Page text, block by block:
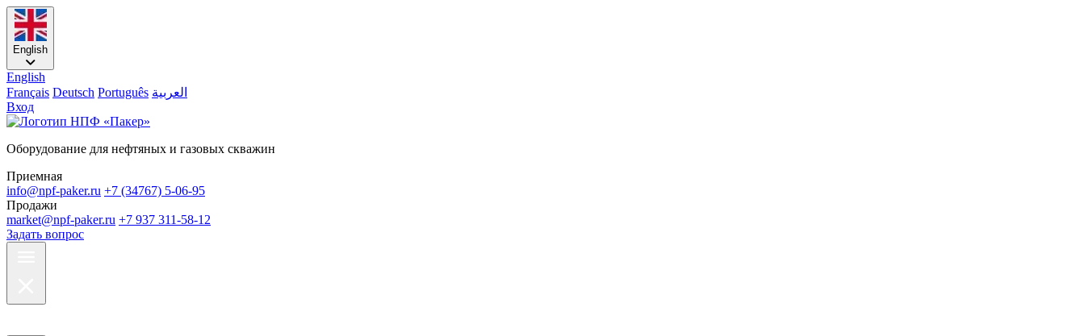
English
English
Français Deutsch Português العربية
Вход
Оборудование для нефтяных и газовых скважин
Приемная
info@npf-paker.ru +7 (34767) 5-06-95
Продажи
market@npf-paker.ru +7 937 311-58-12
Задать вопрос